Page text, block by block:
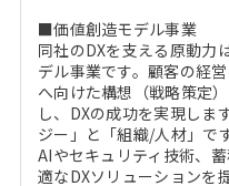
■価値創造モデル事業
同社のDXを支える原動力
デル事業です。顧客の経
へ向けた構想（戦略策定
し、DXの成功を実現しま
ジー」と「組織/人材」で
AIやセキュリティ技術、
適なDXソリューションを